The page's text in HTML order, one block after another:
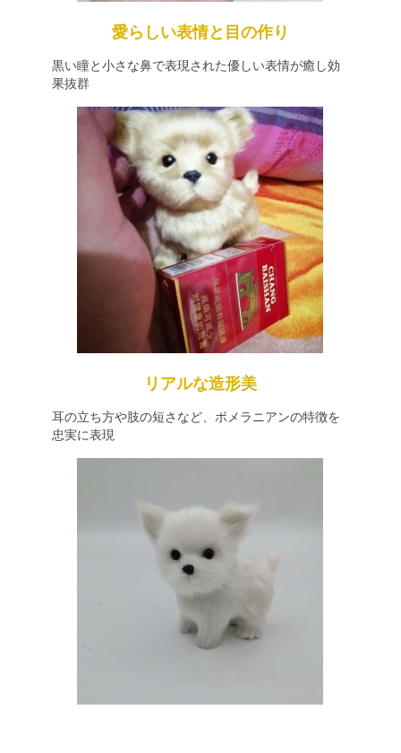
愛らしい表情と目の作り
黒い瞳と小さな鼻で表現された優しい表情が癒し効
果抜群
リアルな造形美
耳の立ち方や肢の短さなど、ポメラニアンの特徴を
忠実に表現